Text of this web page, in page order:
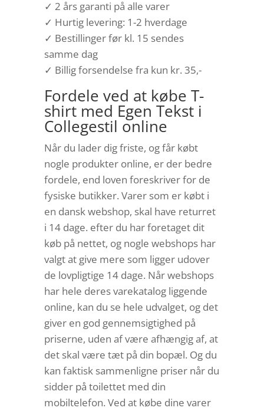
✓ 2 års garanti på alle varer
✓ Hurtig levering: 1-2 hverdage
✓ Bestillinger før kl. 15 sendes
samme dag
✓ Billig forsendelse fra kun kr. 35,-
Fordele ved at købe T-
shirt med Egen Tekst i
Collegestil online
Når du lader dig friste, og får købt
nogle produkter online, er der bedre
fordele, end loven foreskriver for de
fysiske butikker. Varer som er købt i
en dansk webshop, skal have returret
i 14 dage. efter du har foretaget dit
køb på nettet, og nogle webshops har
valgt at give mere som ligger udover
de lovpligtige 14 dage. Når webshops
har hele deres varekatalog liggende
online, kan du se hele udvalget, og det
giver en god gennemsigtighed på
priserne, uden af være afhængig af, at
det skal være tæt på din bopæl. Og du
kan faktisk sammenligne priser når du
sidder på toilettet med din
mobiltelefon. Ved at købe dine varer